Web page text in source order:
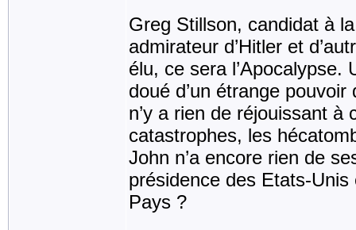
Greg Stillson, candidat à
admirateur d’Hitler et
élu, ce sera
doué d’un étrange
n’y a rien de réjouissant
catastrophes, les
John n’a encore rien de
présidence des Etats-
Pays ?